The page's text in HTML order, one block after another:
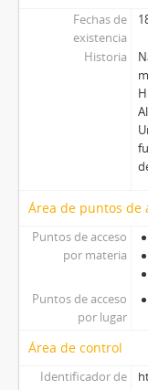
Fechas de
existencia
Historia
Área de puntos de
Puntos de acceso
por materia
Puntos de acceso
por lugar
Área de control
Identificador de